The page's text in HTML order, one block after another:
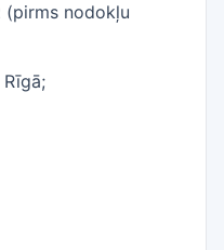
(pirms nodokļu